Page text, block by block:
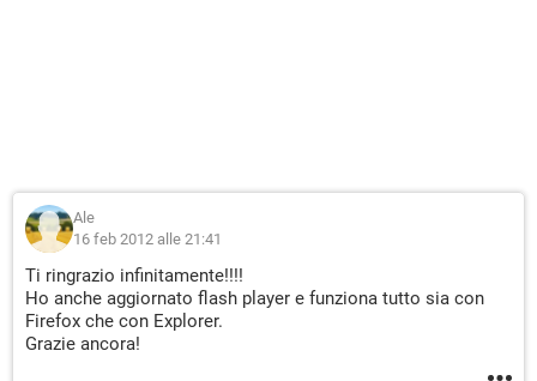
Ale
16 feb 2012 alle 21:41
Ti ringrazio infinitamente!!!!
Ho anche aggiornato flash player e funziona tutto sia con
Firefox che con Explorer.
Grazie ancora!